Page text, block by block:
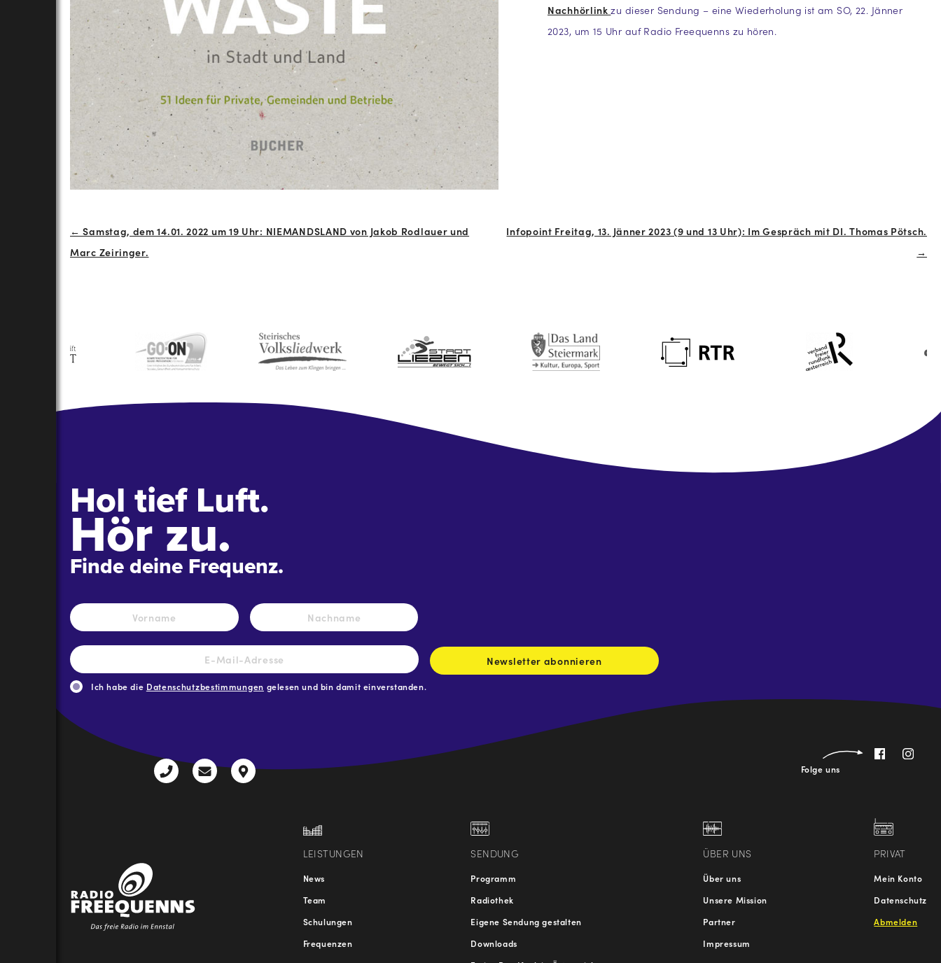
Nachhörlinkzu dieser Sendung – eine Wiederholung ist am SO, 22. Jänner
2023, um 15 Uhr auf Radio Freequenns zu hören.
Navigation
← Samstag, dem 14.01. 2022 um 19 Uhr: NIEMANDSLAND von Jakob Rodlauer und
Marc Zeiringer.
Infopoint Freitag, 13. Jänner 2023 (9 und 13 Uhr): Im Gespräch mit DI. Thomas Pötsch.
→
Hol tief Luft.
Hör zu.
Finde deine Frequenz.
Name *
Vorname Nachname
E-
Mail-
Adresse *
Newsletter abonnieren
Ich habe die Datenschutzbestimmungen gelesen und bin damit einverstanden.
Folge uns
+43
radio@freequenns.at
Kulturhausstraße
LEISTUNGEN
News
Team
Schulungen
Frequenzen
SENDUNG
Programm
Radiothek
Eigene Sendung gestalten
Downloads
ÜBER UNS
Über uns
Unsere Mission
Partner
Impressum
PRIVAT
Mein Konto
Datenschutz
Abmelden